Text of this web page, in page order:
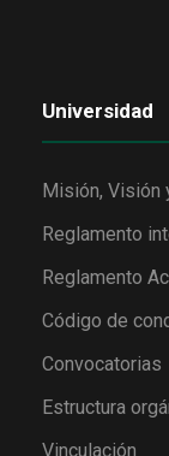
Universidad
Misión, Visión
Reglamento
Reglamento
Código de
Convocatorias
Estructura
Vinculación